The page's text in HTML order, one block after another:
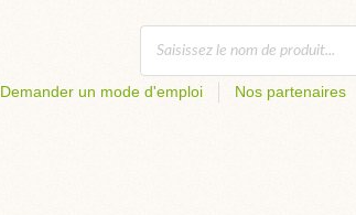
Demander un mode d'emploi Nos partenaires